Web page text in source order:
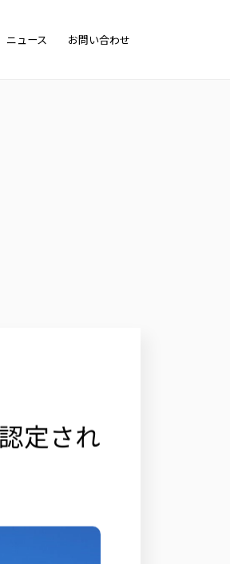
ニュース お問い合わせ
定され